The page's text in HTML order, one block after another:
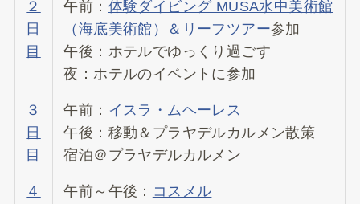
２
日
目
午前： 体験ダイビング MUSA水中美術館
（海底美術館）＆リーフツアー参加
午後：ホテルでゆっくり過ごす
夜：ホテルのイベントに参加
３
日
目
午前： イスラ・ムヘーレス
午後：移動＆プラヤデルカルメン散策
宿泊＠プラヤデルカルメン
４
午前～午後： コスメル